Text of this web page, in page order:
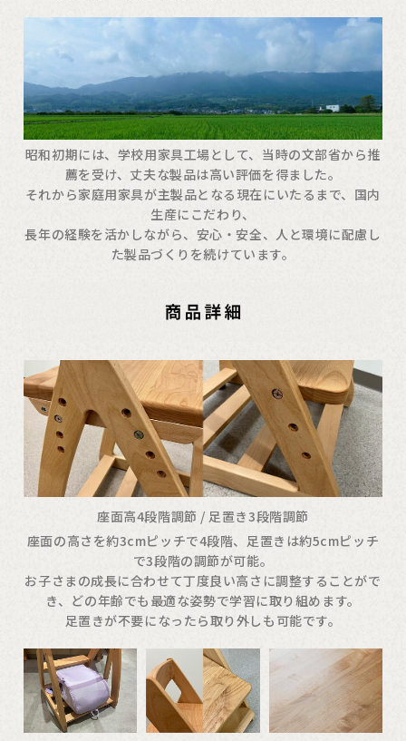
昭和初期には、学校用家具工場として、当時の文部省から推
薦を受け、丈夫な製品は高い評価を得ました。
それから家庭用家具が主製品となる現在にいたるまで、国内
生産にこだわり、
長年の経験を活かしながら、安心・安全、人と環境に配慮し
た製品づくりを続けています。
座面高4段階調節 / 足置き3段階調節
座面の高さを約3cmピッチで4段階、足置きは約5cmピッチ
で3段階の調節が可能。
お子さまの成長に合わせて丁度良い高さに調整することがで
き、どの年齢でも最適な姿勢で学習に取り組めます。
足置きが不要になったら取り外しも可能です。